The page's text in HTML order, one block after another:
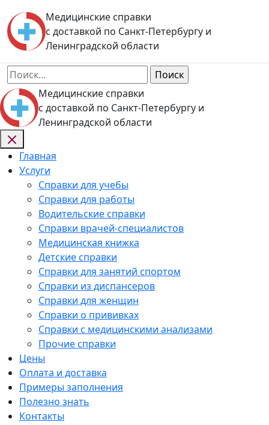
to
content
Медицинские справки
с доставкой по Санкт-Петербургу и
Ленинградской области
Найти:
Медицинские справки
с доставкой по Санкт-Петербургу и
Ленинградской области
Главная
Услуги
Справки для учебы
Справки для работы
Водительские справки
Справки врачей-специалистов
Медицинская книжка
Детские справки
Справки для занятий спортом
Справки из диспансеров
Справки для женщин
Справки о прививках
Справки с медицинскими анализами
Прочие справки
Цены
Оплата и доставка
Примеры заполнения
Полезно знать
Контакты